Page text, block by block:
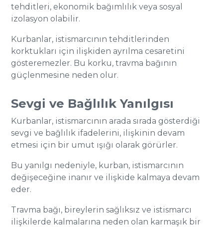
tehditleri, ekonomik bağımlılık veya sosyal
izolasyon olabilir.
Kurbanlar, istismarcının tehditlerinden
korktukları için ilişkiden ayrılma cesaretini
gösteremezler. Bu korku, travma bağının
güçlenmesine neden olur.
Sevgi ve Bağlılık Yanılgısı
Kurbanlar, istismarcının arada sırada gösterdiği
sevgi ve bağlılık ifadelerini, ilişkinin devam
etmesi için bir umut ışığı olarak görürler.
Bu yanılgı nedeniyle, kurban, istismarcının
değişeceğine inanır ve ilişkide kalmaya devam
eder.
Travma bağı, bireylerin sağlıksız ve istismarcı
ilişkilerde kalmalarına neden olan karmaşık bir